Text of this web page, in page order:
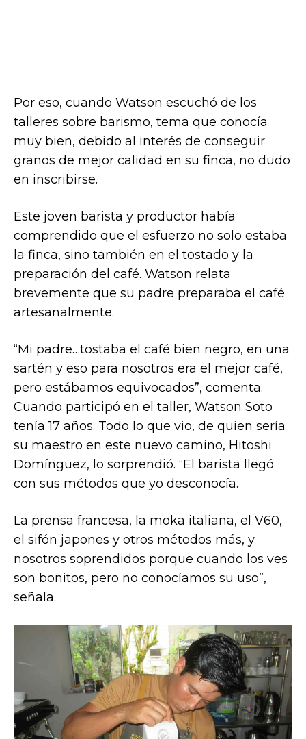
Por eso, cuando Watson escuchó de los
talleres sobre barismo, tema que conocía
muy bien, debido al interés de conseguir
granos de mejor calidad en su finca, no dudo
en inscribirse.
Este joven barista y productor había
comprendido que el esfuerzo no solo estaba
la finca, sino también en el tostado y la
preparación del café. Watson relata
brevemente que su padre preparaba el café
artesanalmente.
“Mi padre…tostaba el café bien negro, en una
sartén y eso para nosotros era el mejor café,
pero estábamos equivocados”, comenta.
Cuando participó en el taller, Watson Soto
tenía 17 años. Todo lo que vio, de quien sería
su maestro en este nuevo camino, Hitoshi
Domínguez, lo sorprendió. “El barista llegó
con sus métodos que yo desconocía.
La prensa francesa, la moka italiana, el V60,
el sifón japones y otros métodos más, y
nosotros soprendidos porque cuando los ves
son bonitos, pero no conocíamos su uso”,
señala.